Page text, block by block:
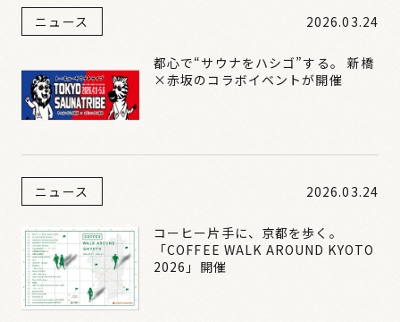
ニュース 2026.03.24
都心で“サウナをハシゴ”する。 新橋
×赤坂のコラボイベントが開催
ニュース 2026.03.24
コーヒー片手に、京都を歩く。
「COFFEE WALK AROUND KYOTO
2026」開催